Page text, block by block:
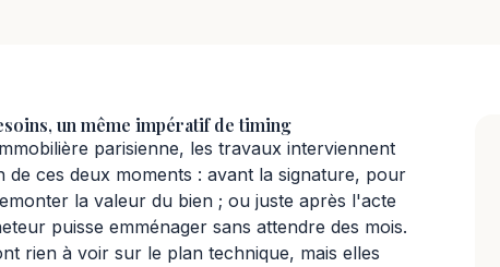
un même impératif de timing
parisienne, les travaux interviennent
ces deux moments : avant la signature, pour
la valeur du bien ; ou juste après l'acte
puisse emménager sans attendre des mois.
rien à voir sur le plan technique, mais elles